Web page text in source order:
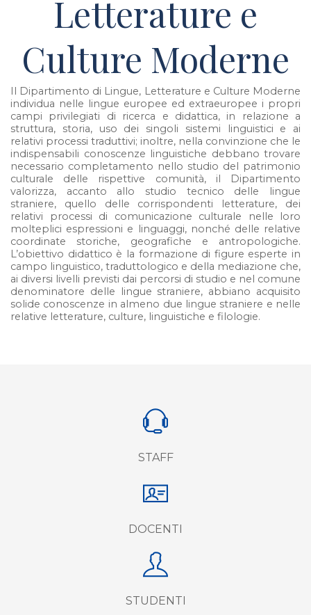
Letterature e
Culture Moderne
Il Dipartimento di Lingue, Letterature e Culture Moderne
individua nelle lingue europee ed extraeuropee i propri
campi privilegiati di ricerca e didattica, in relazione a
struttura, storia, uso dei singoli sistemi linguistici e ai
relativi processi traduttivi; inoltre, nella convinzione che le
indispensabili conoscenze linguistiche debbano trovare
necessario completamento nello studio del patrimonio
culturale delle rispettive comunità, il Dipartimento
valorizza, accanto allo studio tecnico delle lingue
straniere, quello delle corrispondenti letterature, dei
relativi processi di comunicazione culturale nelle loro
molteplici espressioni e linguaggi, nonché delle relative
coordinate storiche, geografiche e antropologiche.
L’obiettivo didattico è la formazione di figure esperte in
campo linguistico, traduttologico e della mediazione che,
ai diversi livelli previsti dai percorsi di studio e nel comune
denominatore delle lingue straniere, abbiano acquisito
solide conoscenze in almeno due lingue straniere e nelle
relative letterature, culture, linguistiche e filologie.
STAFF
DOCENTI
STUDENTI